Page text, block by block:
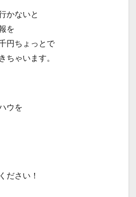
かないと
を
円ちょっとで
ちゃいます。
ウを
ださい！